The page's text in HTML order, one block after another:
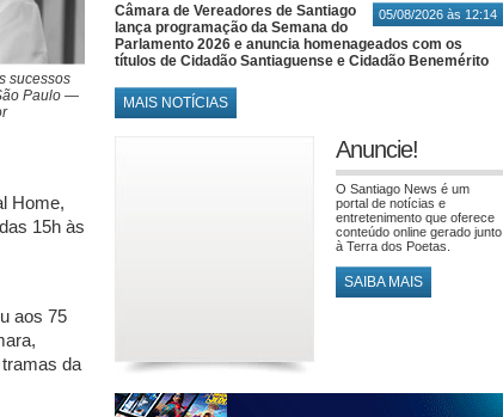
sucessos
Paulo —
Home,
15h às
aos 75
da
05/08/2026 às 12:14
Câmara de Vereadores de Santiago
lança programação da Semana do
Parlamento 2026 e anuncia homenageados com os
títulos de Cidadão Santiaguense e Cidadão Benemérito
MAIS NOTÍCIAS
Anuncie!
O Santiago News é um
portal de notícias e
entretenimento que oferece
conteúdo online gerado junto
à Terra dos Poetas.
SAIBA MAIS